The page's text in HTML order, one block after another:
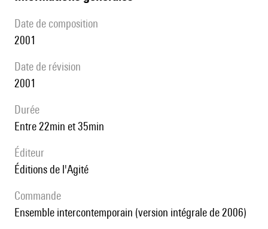
date de composition
2001
date de révision
2001
durée
entre 22min et 35min
éditeur
Éditions de l'Agité
Commande
Ensemble intercontemporain (version intégrale de 2006)